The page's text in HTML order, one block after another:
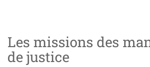
Les missions des
de justice